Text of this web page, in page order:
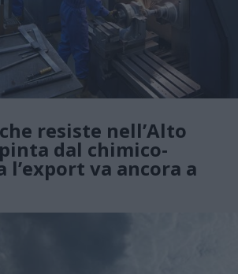
resiste nell’Alto
dal chimico-
l’export va ancora a